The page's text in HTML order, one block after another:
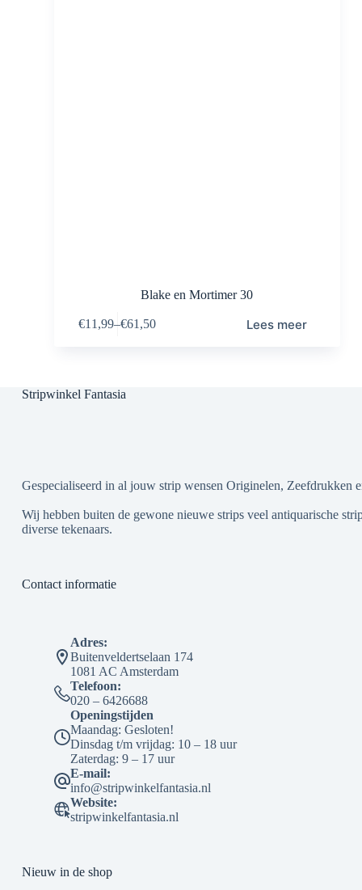
Blake en Mortimer 30
€11,99–€61,50 Lees meer
Stripwinkel Fantasia
Gespecialiseerd in al jouw strip wensen Originelen, Zeefdrukken
Wij hebben buiten de gewone nieuwe strips veel antiquarische
diverse tekenaars.
Contact informatie
Adres:
Buitenveldertselaan 174
1081 AC Amsterdam
Telefoon:
020 – 6426688
Openingstijden
Maandag: Gesloten!
Dinsdag t/m vrijdag: 10 – 18 uur
Zaterdag: 9 – 17 uur
E-mail:
info@stripwinkelfantasia.nl
Website:
stripwinkelfantasia.nl
Nieuw in de shop